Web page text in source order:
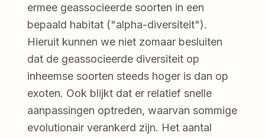
ermee geassocieerde soorten in een
bepaald habitat ("alpha-diversiteit").
Hieruit kunnen we niet zomaar besluiten
dat de geassocieerde diversiteit op
inheemse soorten steeds hoger is dan op
exoten. Ook blijkt dat er relatief snelle
aanpassingen optreden, waarvan sommige
evolutionair verankerd zijn. Het aantal